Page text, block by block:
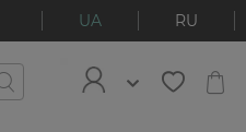
UA RU